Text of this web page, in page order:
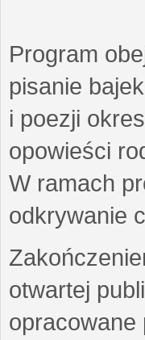
Program
pisanie
i poezji
opowieści
W ramach
odkrywanie
otwartej
opracowane